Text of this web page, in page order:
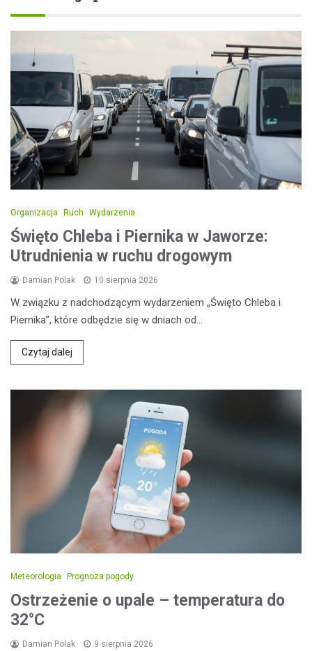
Organizacja Ruch Wydarzenia
Święto Chleba i Piernika w Jaworze:
Utrudnienia w ruchu drogowym
Damian Polak 10 sierpnia 2026
W związku z nadchodzącym wydarzeniem „Święto Chleba i
Piernika”, które odbędzie się w dniach od…
Czytaj dalej
Meteorologia Prognoza pogody
Ostrzeżenie o upale – temperatura do
32°C
Damian Polak 9 sierpnia 2026